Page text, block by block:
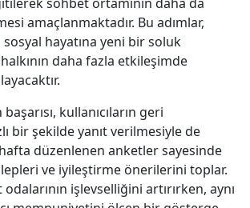
amaçlanmaktadır. Bu adımlar,
hayatına yeni bir soluk
daha fazla etkileşimde
kullanıcıların geri
bir şekilde yanıt verilmesiyle de
düzenlenen anketler sayesinde
ve iyileştirme önerilerini toplar.
işlevselliğini artırırken, aynı